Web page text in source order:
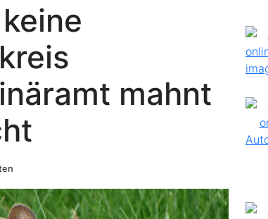
mahnt